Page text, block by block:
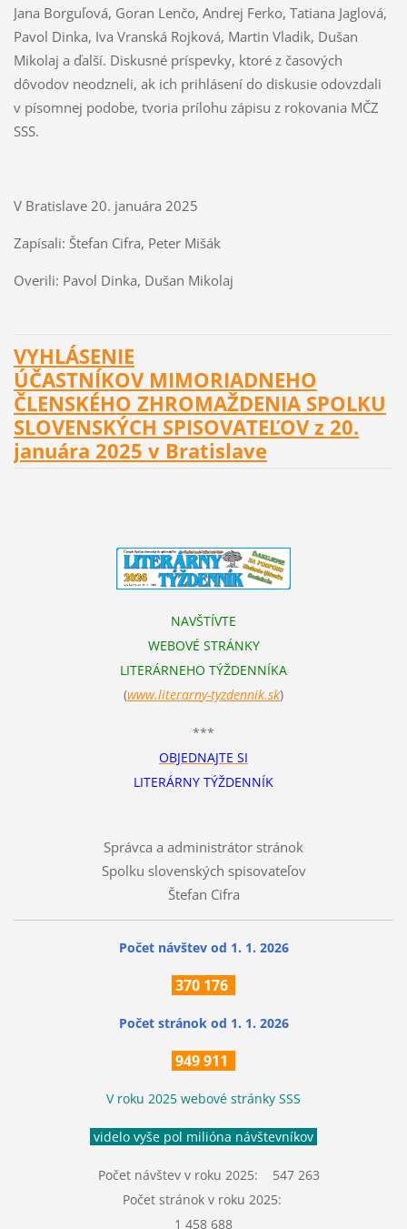
Jana Borguľová, Goran Lenčo, Andrej Ferko, Tatiana Jaglová,
Pavol Dinka, Iva Vranská Rojková, Martin Vladik, Dušan
Mikolaj a ďalší. Diskusné príspevky, ktoré z časových
dôvodov neodzneli, ak ich prihlásení do diskusie odovzdali
v písomnej podobe, tvoria prílohu zápisu z rokovania MČZ
SSS.
V Bratislave 20. januára 2025
Zapísali: Štefan Cifra, Peter Mišák
Overili: Pavol Dinka, Dušan Mikolaj
VYHLÁSENIE
ÚČASTNÍKOV MIMORIADNEHO
ČLENSKÉHO ZHROMAŽDENIA SPOLKU
SLOVENSKÝCH SPISOVATEĽOV z 20.
januára 2025 v Bratislave
NAVŠTÍVTE
WEBOVÉ STRÁNKY
LITERÁRNEHO TÝŽDENNÍKA
(www.literarny-tyzdennik.sk)
***
OBJEDNAJTE SI
LITERÁRNY TÝŽDENNÍK
Správca a administrátor stránok
Spolku slovenských spisovateľov
Štefan Cifra
Počet návštev od 1. 1. 2026
370 176
Počet stránok od 1. 1. 2026
949 911
V roku 2025 webové stránky SSS
videlo vyše pol milióna návštevníkov
Počet návštev v roku 2025: 547 263
Počet stránok v roku 2025:
1 458 688